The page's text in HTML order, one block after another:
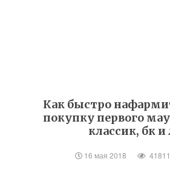
Как быстро
покупку первого
классик, бк и
16 мая 2018